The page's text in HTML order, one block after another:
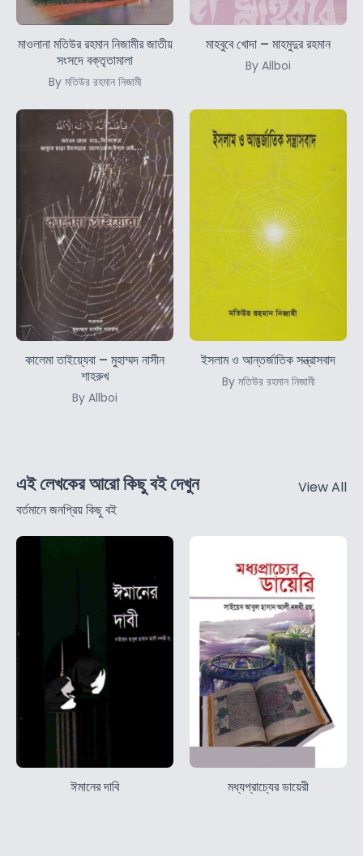
মাওলানা মতিউর রহমান নিজামীর জাতীয়
সংসদে বক্তৃতামালা
By মতিউর রহমান নিজামী
মাহবুবে খোদা – মাহমুদুর রহমান
By Allboi
কালেমা তাইয়্যেবা – মুহাম্মদ নাসীন
শাহরুখ
By Allboi
ইসলাম ও আন্তর্জাতিক সন্ত্রাসবাদ
By মতিউর রহমান নিজামী
এই লেখকের আরো কিছু বই দেখুন
বর্তমানে জনপ্রিয় কিছু বই
View All
ঈমানের দাবি মধ্যপ্রাচ্যের ডায়েরী